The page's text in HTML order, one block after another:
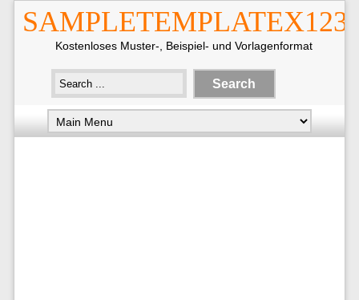
Kostenloses Muster-, Beispiel- und Vorlagenformat